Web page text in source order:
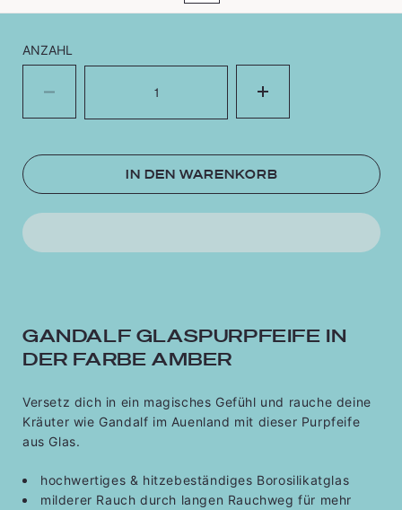
ANZAHL
IN DEN WARENKORB
GANDALF GLASPURPFEIFE IN
DER FARBE AMBER
Versetz dich in ein magisches Gefühl und rauche deine
Kräuter wie Gandalf im Auenland mit dieser Purpfeife
aus Glas.
hochwertiges & hitzebeständiges Borosilikatglas
milderer Rauch durch langen Rauchweg für mehr